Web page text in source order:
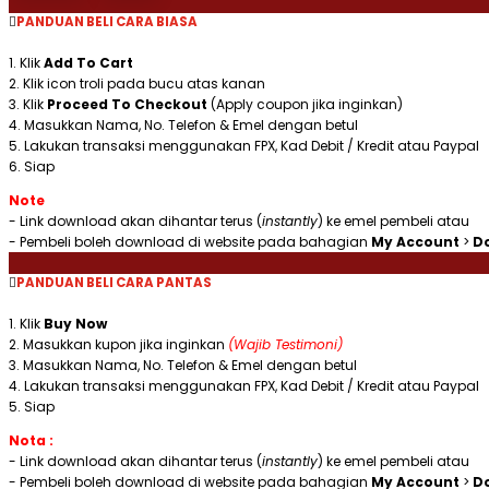
(Khat
Vector
quantity
PANDUAN BELI CARA BIASA
1. KlikAdd To Cart
2. Klik icon troli pada bucu atas kanan
3. Klik Proceed To Checkout (Apply coupon jika inginkan)
4. Masukkan Nama, No. Telefon & Emel dengan betul
5. Lakukan transaksi menggunakan FPX, Kad Debit / Kredit atau Paypal
6. Siap
Note
- Link download akan dihantar terus (instantly) ke emel pembeli atau
- Pembeli boleh download di website pada bahagian My Account >
PANDUAN BELI CARA PANTAS
1. Klik Buy Now
2. Masukkan kupon jika inginkan (Wajib Testimoni)
3. Masukkan Nama, No. Telefon & Emel dengan betul
4. Lakukan transaksi menggunakan FPX, Kad Debit / Kredit atau Paypal
5. Siap
Nota :
- Link download akan dihantar terus (instantly) ke emel pembeli atau
- Pembeli boleh download di website pada bahagian My Account >